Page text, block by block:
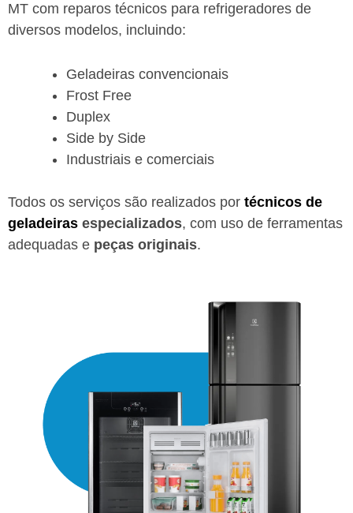
MT com reparos técnicos para refrigeradores de
diversos modelos, incluindo:
Geladeiras convencionais
Frost Free
Duplex
Side by Side
Industriais e comerciais
Todos os serviços são realizados por técnicos de
geladeiras especializados, com uso de ferramentas
adequadas e peças originais.